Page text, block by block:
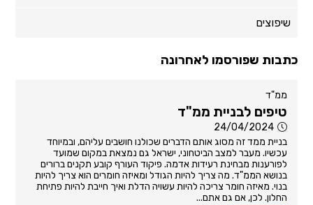
שיפוצים
כתבות שפורסמו לאחרונה
ממ"ד
טיפים לבניית ממ"ד
24/04/2024
בניית ממד זה מסוג אותם הדברים שכולנו חושבים עליהם, ובמיוחד
עכשיו. מעבר למצב הביטחוני, ישראל גם נמצאת במקום שמועד
לפורענות מבחינת רעידות אדמה. פיקוד העורף קובע תקנים ברורים
בנושא הממ"ד. מה צריך להיות הגודל ומאיזה חומרים הוא צריך להיות
בנוי. מאיזה חומר צריכה להיות עשויה הדלת ואיך חייבת להיות פתיחת
החלון. לכן, אם גם אתם...